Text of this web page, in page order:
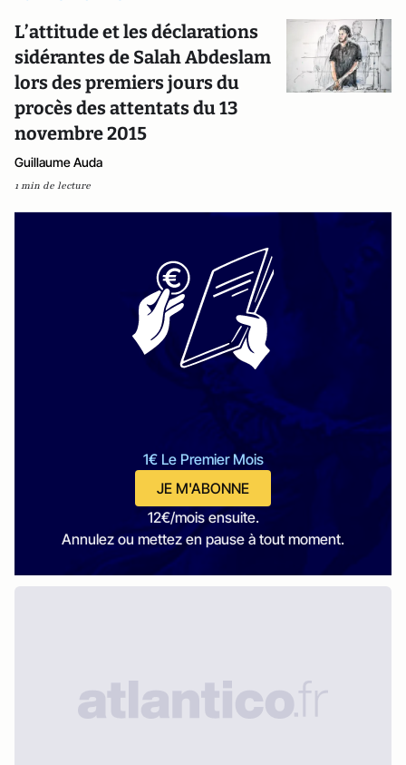
L’attitude et les déclarations
sidérantes de Salah Abdeslam
lors des premiers jours du
procès des attentats du 13
novembre 2015
Guillaume Auda
1 min de lecture
1€ Le Premier Mois
JE M'ABONNE
12€/mois ensuite.
Annulez ou mettez en pause à tout moment.